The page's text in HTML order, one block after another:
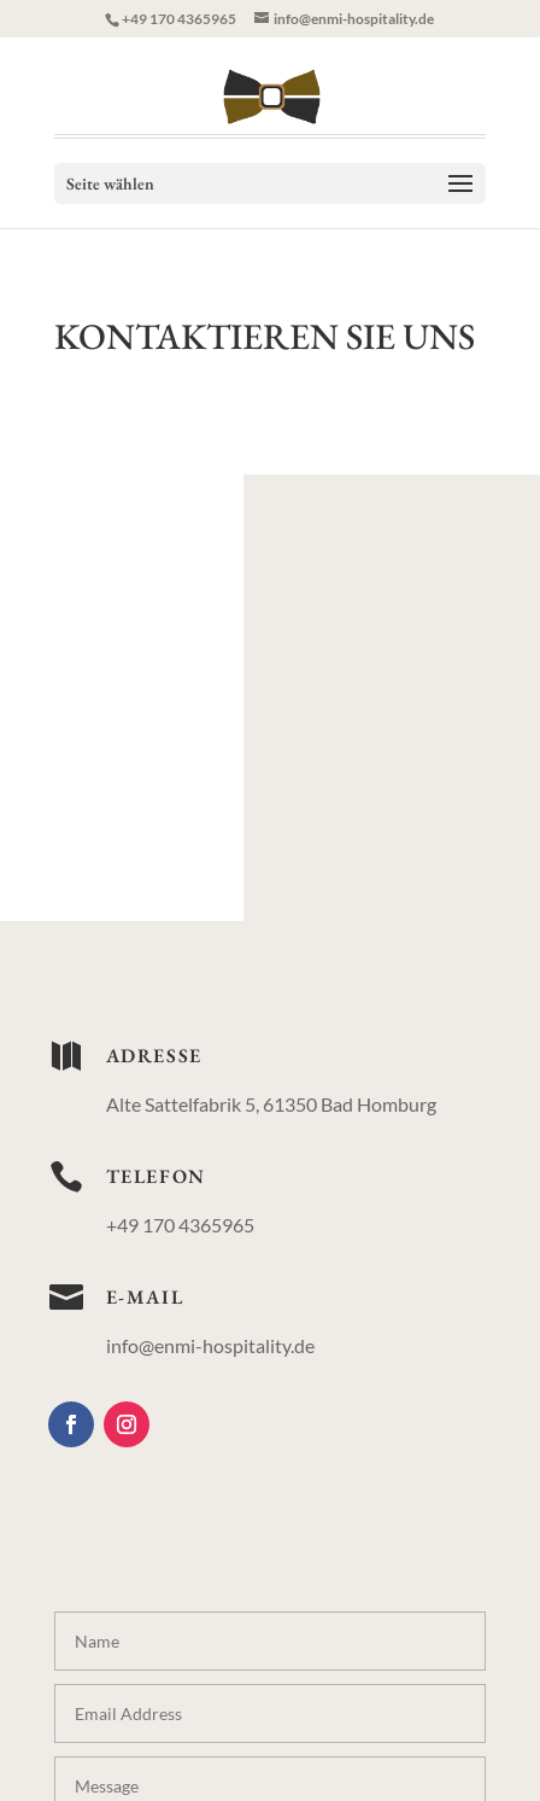
+49 170 4365965 info@enmi-hospitality.de
Seite wählen
KONTAKTIEREN SIE UNS
 ADRESSE
Alte Sattelfabrik 5, 61350 Bad Homburg
 TELEFON
+49 170 4365965
 E-MAIL
info@enmi-hospitality.de